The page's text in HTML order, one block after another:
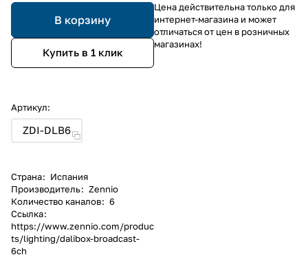
В корзину
Купить в 1 клик
Артикул:
ZDI-DLB6
Страна: Испания
Производитель: Zennio
Количество каналов: 6
Ссылка:
https://www.zennio.com/produc
ts/lighting/dalibox-broadcast-
6ch
Цена действительна только для
интернет-магазина и может
отличаться от цен в розничных
магазинах!